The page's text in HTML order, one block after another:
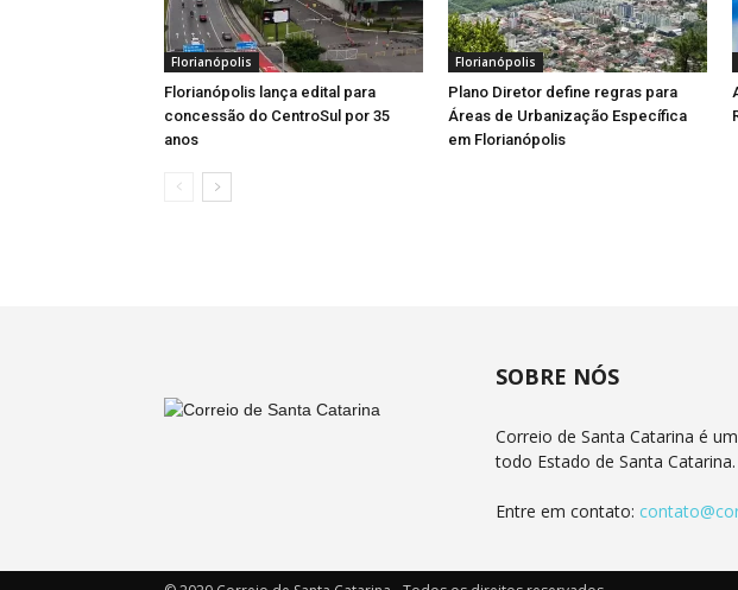
Florianópolis
Florianópolis lança edital para
concessão do CentroSul por 35
anos
Florianópolis
Plano Diretor define regras para
Áreas de Urbanização Específica
em Florianópolis
SOBRE NÓS
Correio de Santa Catarina é
todo Estado de Santa Catarina.
Entre em contato: